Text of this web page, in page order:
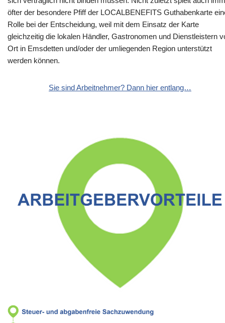
öfter der besondere Pfiff der LOCALBENEFITS Guthabenkarte
Rolle bei der Entscheidung, weil mit dem Einsatz der Karte
gleichzeitig die lokalen Händler, Gastronomen und Dienstleistern
Ort in Emsdetten und/oder der umliegenden Region unterstützt
werden können.
Sie sind Arbeitnehmer? Dann hier entlang…